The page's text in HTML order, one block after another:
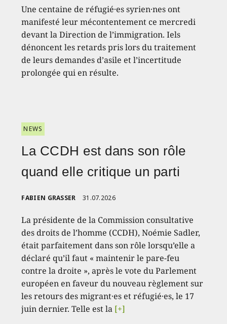
Une centaine de réfugié·es syrien·nes ont
manifesté leur mécontentement ce mercredi
devant la Direction de l’immigration. Iels
dénoncent les retards pris lors du traitement
de leurs demandes d’asile et l’incertitude
prolongée qui en résulte.
NEWS
La CCDH est dans son rôle
quand elle critique un parti
FABIEN GRASSER 31.07.2026
La présidente de la Commission consultative
des droits de l’homme (CCDH), Noémie Sadler,
était parfaitement dans son rôle lorsqu’elle a
déclaré qu’il faut « maintenir le pare-feu
contre la droite », après le vote du Parlement
européen en faveur du nouveau règlement sur
les retours des migrant·es et réfugié·es, le 17
juin dernier. Telle est la [+]